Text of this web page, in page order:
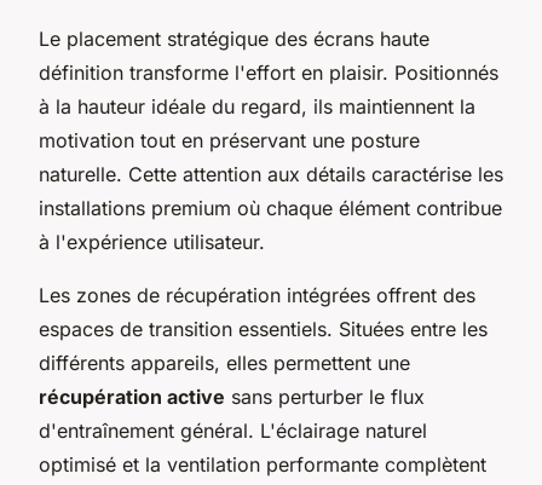
Le placement stratégique des écrans haute
définition transforme l'effort en plaisir. Positionnés
à la hauteur idéale du regard, ils maintiennent la
motivation tout en préservant une posture
naturelle. Cette attention aux détails caractérise les
installations premium où chaque élément contribue
à l'expérience utilisateur.
Les zones de récupération intégrées offrent des
espaces de transition essentiels. Situées entre les
différents appareils, elles permettent une
récupération active sans perturber le flux
d'entraînement général. L'éclairage naturel
optimisé et la ventilation performante complètent